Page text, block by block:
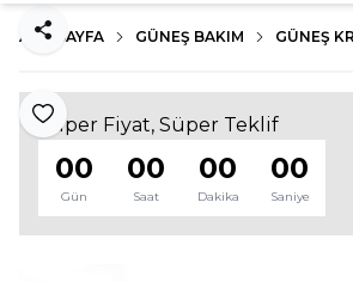
ANA SAYFA GÜNEŞ BAKIM GÜNEŞ
Favoriye Ekle
Paylaş
Süper Fiyat, Süper Teklif
00
Gün
00
Saat
00
Dakika
00
Saniye